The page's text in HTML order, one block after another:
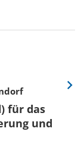
für das
und
Eine